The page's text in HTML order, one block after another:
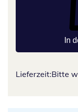
In
Lieferzeit:Bitte